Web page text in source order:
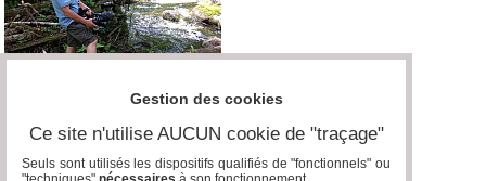
Gestion des cookies
Ce site n'utilise AUCUN cookie de "traçage"
Seuls sont utilisés les dispositifs qualifiés de "fonctionnels" ou